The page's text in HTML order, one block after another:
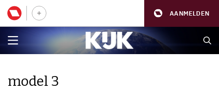
AANMELDEN
model 3